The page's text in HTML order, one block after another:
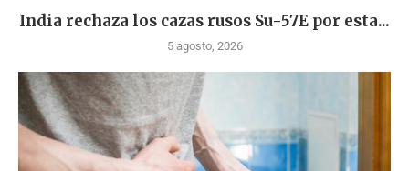
India rechaza los cazas rusos Su-57E por esta...
5 agosto, 2026